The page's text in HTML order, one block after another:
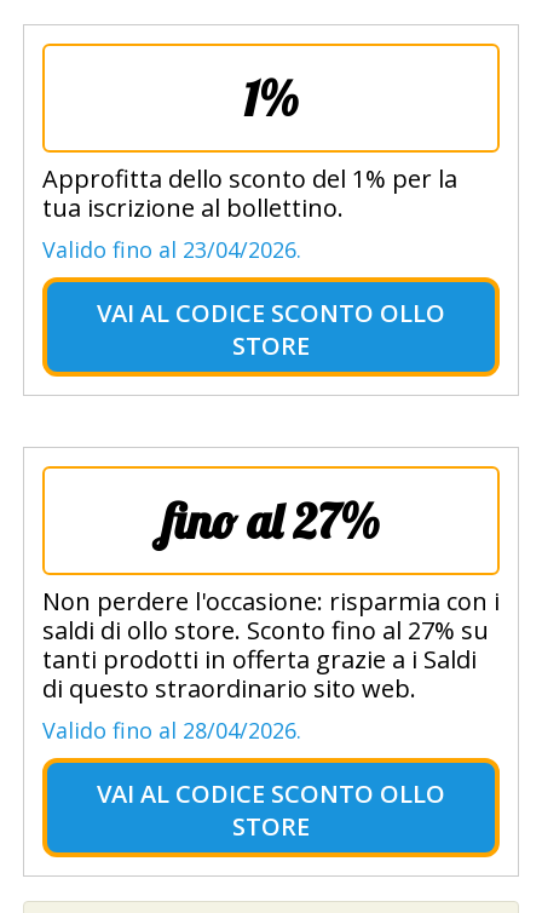
1%
Approfitta dello sconto del 1% per la
tua iscrizione al bollettino.
Valido fino al 23/04/2026.
VAI AL CODICE SCONTO OLLO
STORE
fino al 27%
Non perdere l'occasione: risparmia con i
saldi di ollo store. Sconto fino al 27% su
tanti prodotti in offerta grazie a i Saldi
di questo straordinario sito web.
Valido fino al 28/04/2026.
VAI AL CODICE SCONTO OLLO
STORE